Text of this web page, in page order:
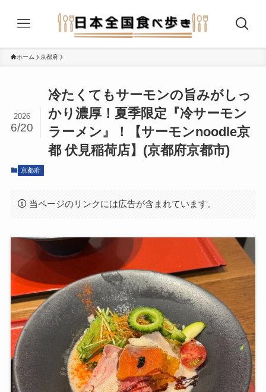
ホーム 京都府
冷たくてもサーモンの旨みがしっ
かり濃厚！夏季限定『冷サーモン
ラーメン』！【サーモンnoodle京
都 伏見稲荷店】(京都府京都市)
2026
6/20
京都府
当ページのリンクには広告が含まれています。